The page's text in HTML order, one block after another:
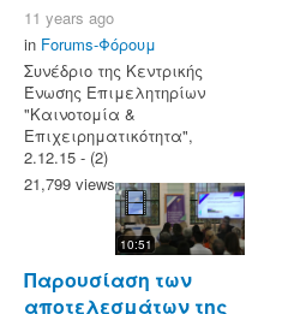
11 years ago
in Forums-Φόρουμ
Συνέδριο της Κεντρικής
Ένωσης Επιμελητηρίων
"Καινοτομία &
Επιχειρηματικότητα",
2.12.15 - (2)
21,799 views
10:51
Παρουσίαση των
αποτελεσμάτων της